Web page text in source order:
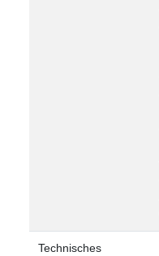
Technisches